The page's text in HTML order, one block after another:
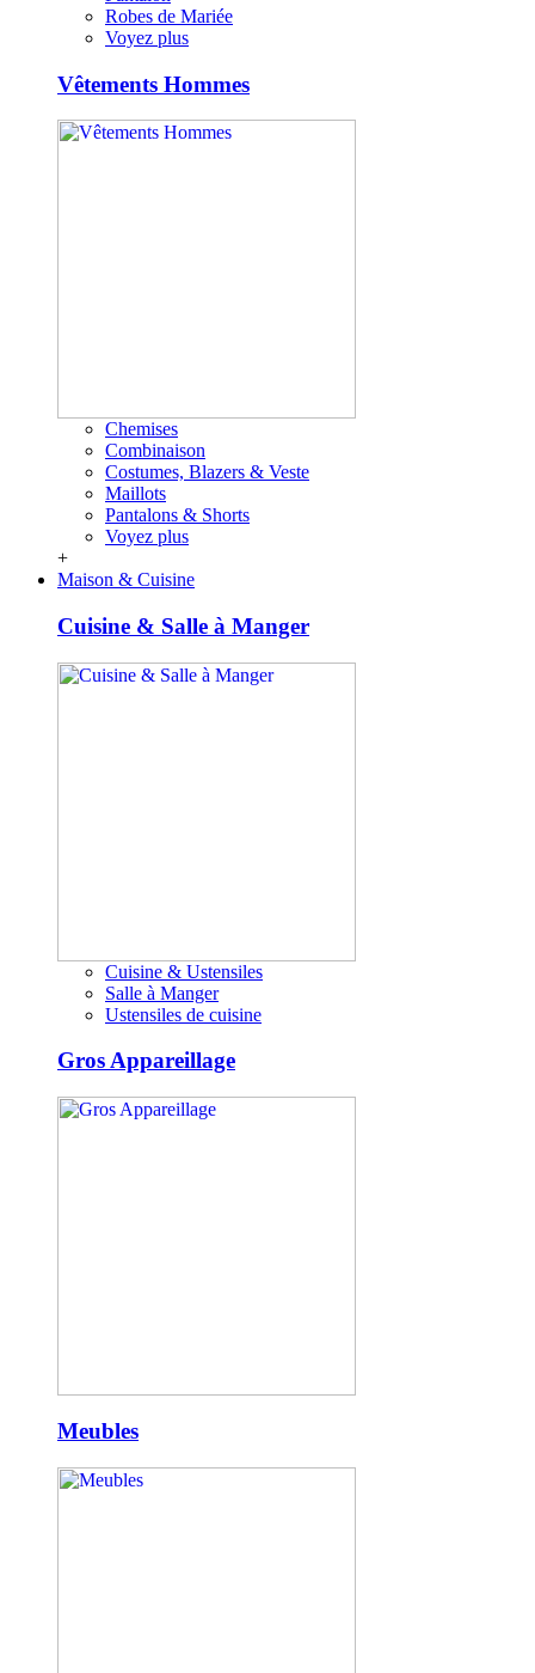
Robes de Mariée
Voyez plus
Vêtements Hommes
Chemises
Combinaison
Costumes, Blazers & Veste
Maillots
Pantalons & Shorts
Voyez plus
+
Maison & Cuisine
Cuisine & Salle à Manger
Cuisine & Ustensiles
Salle à Manger
Ustensiles de cuisine
Gros Appareillage
Meubles